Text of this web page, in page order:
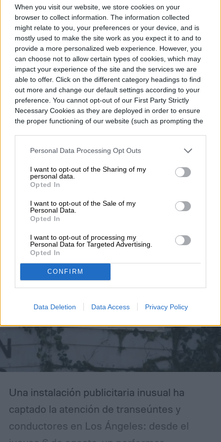
When you visit our website, we store cookies on your
browser to collect information. The information collected
might relate to you, your preferences or your device, and is
mostly used to make the site work as you expect it to and to
provide a more personalized web experience. However, you
can choose not to allow certain types of cookies, which may
impact your experience of the site and the services we are
able to offer. Click on the different category headings to find
out more and change our default settings according to your
preference. You cannot opt-out of our First Party Strictly
Necessary Cookies as they are deployed in order to ensure
the proper functioning of our website (such as prompting the
Personal Data Processing Opt Outs
I want to opt-out of the Sharing of my
personal data.
Opted In
I want to opt-out of the Sale of my
Personal Data.
Opted In
I want to opt-out of processing my
Personal Data for Targeted Advertising.
Opted In
CONFIRM
Data Deletion Data Access Privacy Policy
Topics
DeportesNoticiasHomepage
ENTRETENIMIENTO
Un hombre vive dentro de
una valla publicitaria
para promocionar The
Last House
Una instalación publicitaria inusual ha
captado la atención de transeúntes y
conductores en Los Ángeles: desde el